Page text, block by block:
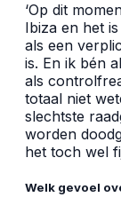
‘Op dit
Ibiza en het
als een
is. En ik bén
als
totaal niet
slechtste
worden
het toch wel
Welk gevoel